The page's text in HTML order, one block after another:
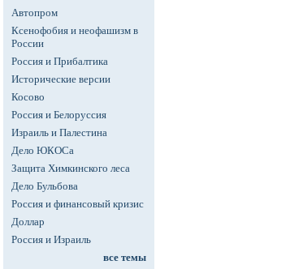
Автопром
Ксенофобия и неофашизм в
России
Россия и Прибалтика
Исторические версии
Косово
Россия и Белоруссия
Израиль и Палестина
Дело ЮКОСа
Защита Химкинского леса
Дело Бульбова
Россия и финансовый кризис
Доллар
Россия и Израиль
все темы